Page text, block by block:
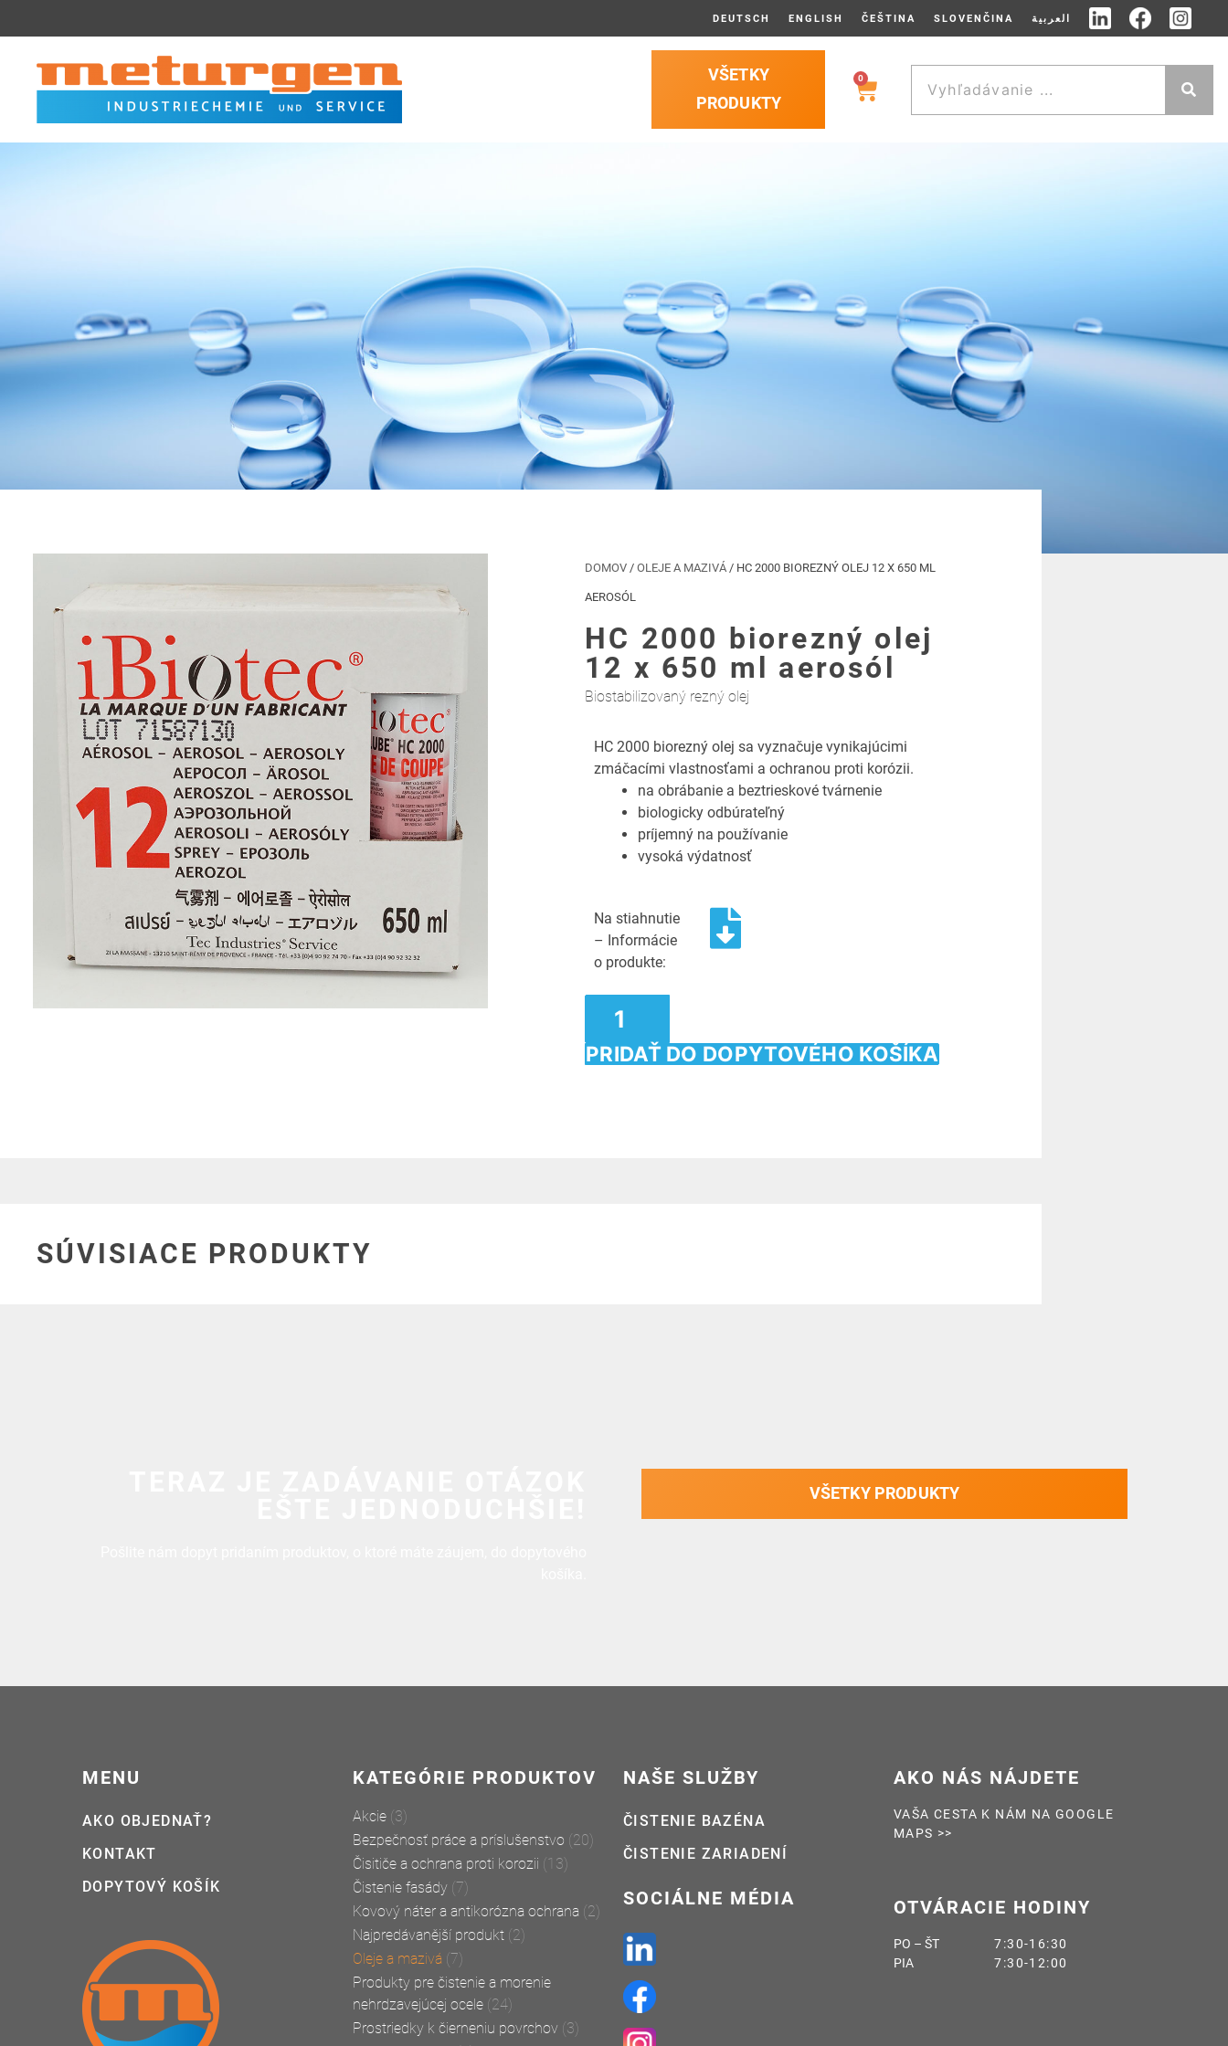
DEUTSCH ENGLISH ČEŠTINA SLOVENČINA العربية
VŠETKY
PRODUKTY
0
DOMOV / OLEJE A MAZIVÁ / HC 2000 BIOREZNÝ OLEJ 12 X 650 ML
AEROSÓL
HC 2000 biorezný olej
12 x 650 ml aerosól
Biostabilizovaný rezný olej
HC 2000 biorezný olej sa vyznačuje vynikajúcimi
zmáčacími vlastnosťami a ochranou proti korózii.
na obrábanie a beztrieskové tvárnenie
biologicky odbúrateľný
príjemný na používanie
vysoká výdatnosť
Na stiahnutie
– Informácie
o produkte:
PRIDAŤ DO DOPYTOVÉHO KOŠÍKA
SÚVISIACE PRODUKTY
VŠETKY PRODUKTY
MENU
AKO OBJEDNAŤ?
KONTAKT
DOPYTOVÝ KOŠÍK
KATEGÓRIE PRODUKTOV
Akcie (3)
Bezpečnosť práce a príslušenstvo (20)
Čisitiče a ochrana proti korozii (13)
Čistenie fasády (7)
Kovový náter a antikorózna ochrana (2)
Najpredávanější produkt (2)
Oleje a mazivá (7)
Produkty pre čistenie a morenie
nehrdzavejúcej ocele (24)
Prostriedky k čierneniu povrchov (3)
NAŠE SLUŽBY
ČISTENIE BAZÉNA
ČISTENIE ZARIADENÍ
SOCIÁLNE MÉDIA
AKO NÁS NÁJDETE
VAŠA CESTA K NÁM NA GOOGLE
MAPS >>
OTVÁRACIE HODINY
PO – ŠT
7:30-16:30
PIA
7:30-12:00